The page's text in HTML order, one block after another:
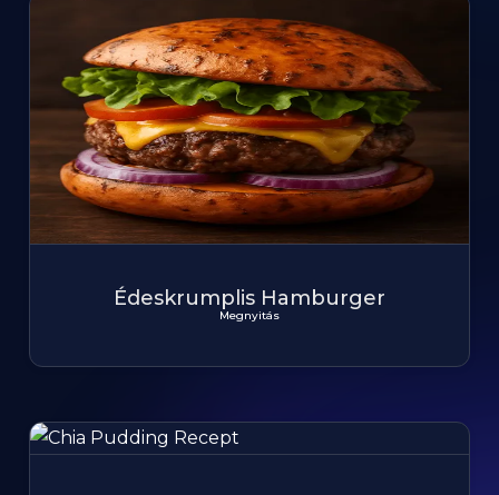
Édeskrumplis Hamburger
Megnyitás